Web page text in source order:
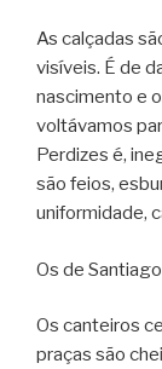
As calçadas
visíveis. É de
nascimento e
voltávamos
Perdizes é,
são feios,
uniformidade,
Os de
Os canteiros
praças são